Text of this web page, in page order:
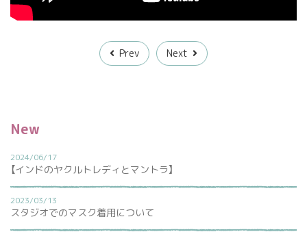
Prev Next
New
2024/06/17
【インドのヤクルトレディとマントラ】
2023/03/13
スタジオでのマスク着用について